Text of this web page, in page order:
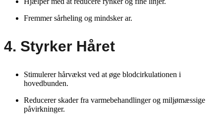
Fremmer sårheling og mindsker ar.
4. Styrker Håret
Stimulerer hårvækst ved at øge blodcirkulationen i
hovedbunden.
Reducerer skader fra varmebehandlinger og miljømæssige
påvirkninger.